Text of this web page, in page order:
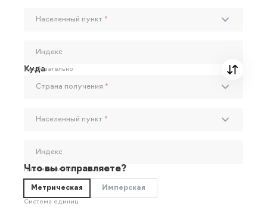
Населенный пункт *
Индекс
Необязательно
Куда
Страна получения *
Населенный пункт *
Индекс
Необязательно
Что вы отправляете?
Метрическая Имперская
Система единиц